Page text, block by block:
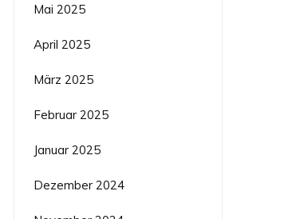
Mai 2025
April 2025
März 2025
Februar 2025
Januar 2025
Dezember 2024